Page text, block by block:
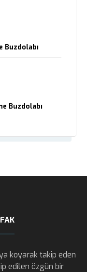
Buzdolabı
Buzdolabı
koyarak takip eden
edilen özgün bir